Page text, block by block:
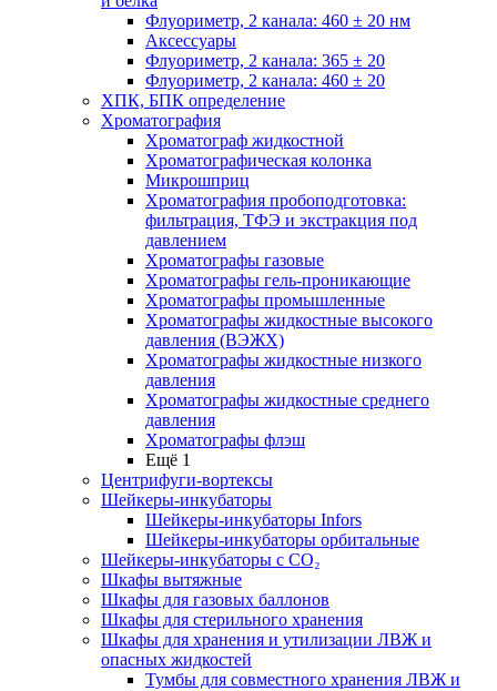
Флуориметр, 2 канала: 460 ± 20 нм
Аксессуары
Флуориметр, 2 канала: 365 ± 20
Флуориметр, 2 канала: 460 ± 20
ХПК, БПК определение
Хроматография
Хроматограф жидкостной
Хроматографическая колонка
Микрошприц
Хроматография пробоподготовка:
фильтрация, ТФЭ и экстракция под
давлением
Хроматографы газовые
Хроматографы гель-проникающие
Хроматографы промышленные
Хроматографы жидкостные высокого
давления (ВЭЖХ)
Хроматографы жидкостные низкого
давления
Хроматографы жидкостные среднего
давления
Хроматографы флэш
Ещё 1
Центрифуги-вортексы
Шейкеры-инкубаторы
Шейкеры-инкубаторы Infors
Шейкеры-инкубаторы орбитальные
Шейкеры-инкубаторы с CО₂
Шкафы вытяжные
Шкафы для газовых баллонов
Шкафы для стерильного хранения
Шкафы для хранения и утилизации ЛВЖ и
опасных жидкостей
Тумбы для совместного хранения ЛВЖ и